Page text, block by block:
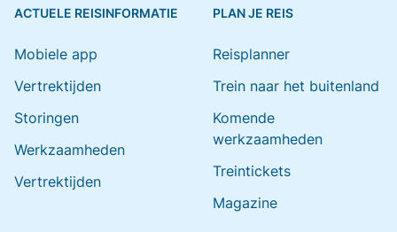
ACTUELE REISINFORMATIE
Mobiele app
Vertrektijden
Storingen
Werkzaamheden
Vertrektijden
PLAN JE REIS
Reisplanner
Trein naar het buitenland
Komende
werkzaamheden
Treintickets
Magazine